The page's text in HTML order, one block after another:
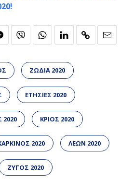
ΖΩΔΙΑ 2020
ΕΤΗΣΙΕΣ 2020
2020 ΚΡΙΟΣ 2020
2020 ΛΕΩΝ 2020
ΖΥΓΟΣ 2020